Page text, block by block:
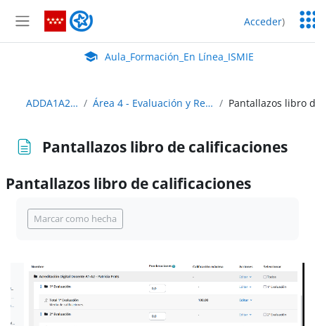
Panel lateral
Aula_Formación_En Línea_ISMIE Acceder)
Aula Virtual de EducaMadrid:
Aula_Formación_En Línea_ISMIE
ADDA1A2PPRATS Área 4 - Evaluación y Retroalimentación
Pantallazos libro de calificaciones
Pantallazos libro de calificaciones
Marcar como hecha